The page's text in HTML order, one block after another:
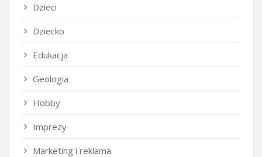
Dzieci
Dziecko
Edukacja
Geologia
Hobby
Imprezy
Marketing i reklama